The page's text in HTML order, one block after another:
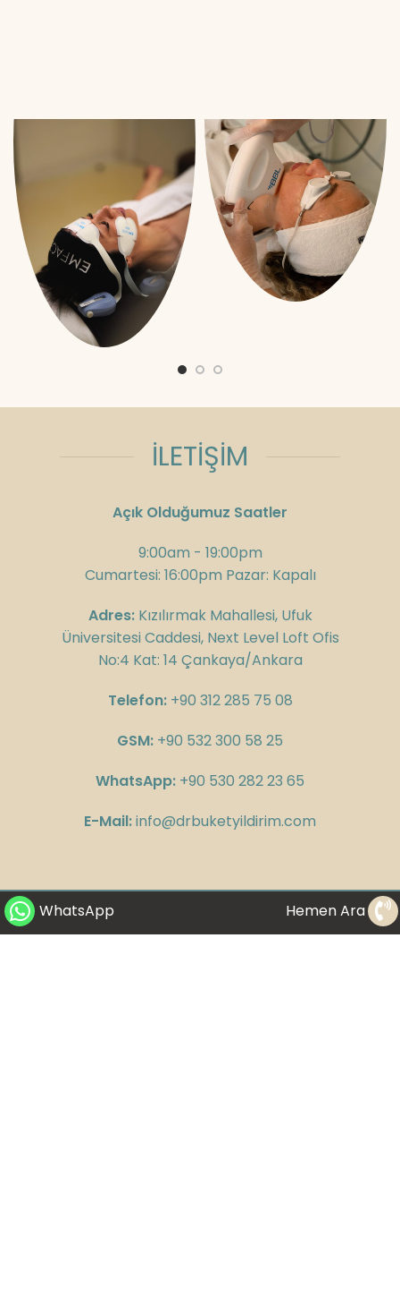
İLETİŞİM
Açık Olduğumuz Saatler
9:00am - 19:00pm
Cumartesi: 16:00pm Pazar: Kapalı
Adres:Kızılırmak Mahallesi, Ufuk
Üniversitesi Caddesi, Next Level Loft Ofis
No:4 Kat: 14 Çankaya/Ankara
Telefon: +90 312 285 75 08
GSM: +90 532 300 58 25
WhatsApp: +90 530 282 23 65
E-Mail:info@drbuketyildirim.com
WhatsApp Hemen Ara